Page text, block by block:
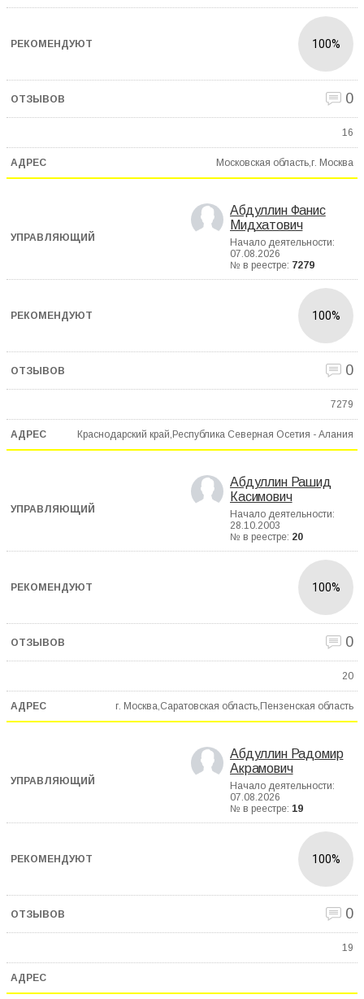
100%
0
16
Московская область,г. Москва
Абдуллин Фанис
Мидхатович
Начало деятельности:
07.08.2026
№ в реестре: 7279
100%
0
7279
Краснодарский край,Республика Северная Осетия - Алания
Абдуллин Рашид
Касимович
Начало деятельности:
28.10.2003
№ в реестре: 20
100%
0
20
г. Москва,Саратовская область,Пензенская область
Абдуллин Радомир
Акрамович
Начало деятельности:
07.08.2026
№ в реестре: 19
100%
0
19